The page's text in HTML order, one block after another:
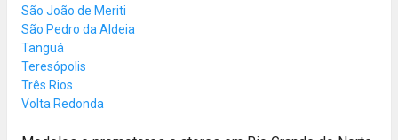
São João de Meriti
São Pedro da Aldeia
Tanguá
Teresópolis
Três Rios
Volta Redonda